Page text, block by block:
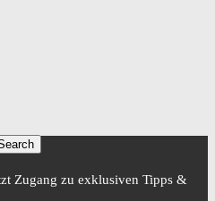
Zugang zu exklusiven Tipps &